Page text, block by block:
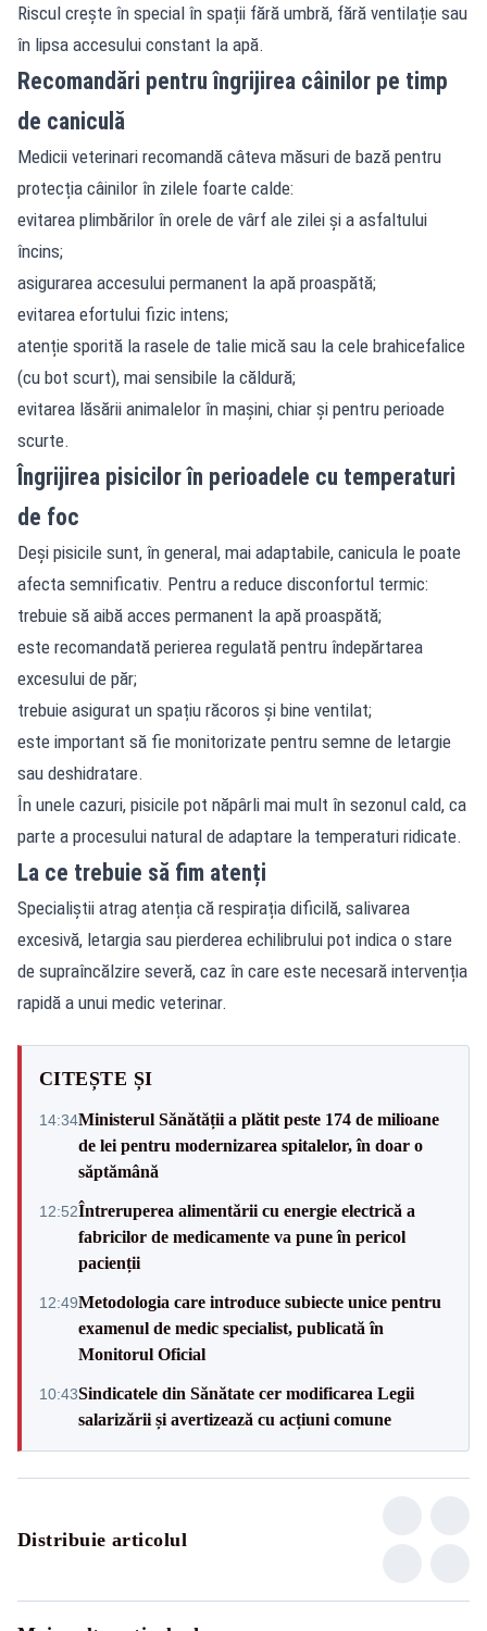
Riscul crește în special în spații fără umbră, fără ventilație sau
în lipsa accesului constant la apă.
Recomandări pentru îngrijirea câinilor pe timp
de caniculă
Medicii veterinari recomandă câteva măsuri de bază pentru
protecția câinilor în zilele foarte calde:
evitarea plimbărilor în orele de vârf ale zilei și a asfaltului
încins;
asigurarea accesului permanent la apă proaspătă;
evitarea efortului fizic intens;
atenție sporită la rasele de talie mică sau la cele brahicefalice
(cu bot scurt), mai sensibile la căldură;
evitarea lăsării animalelor în mașini, chiar și pentru perioade
scurte.
Îngrijirea pisicilor în perioadele cu temperaturi
de foc
Deși pisicile sunt, în general, mai adaptabile, canicula le poate
afecta semnificativ. Pentru a reduce disconfortul termic:
trebuie să aibă acces permanent la apă proaspătă;
este recomandată perierea regulată pentru îndepărtarea
excesului de păr;
trebuie asigurat un spațiu răcoros și bine ventilat;
este important să fie monitorizate pentru semne de letargie
sau deshidratare.
În unele cazuri, pisicile pot năpârli mai mult în sezonul cald, ca
parte a procesului natural de adaptare la temperaturi ridicate.
La ce trebuie să fim atenți
Specialiștii atrag atenția că respirația dificilă, salivarea
excesivă, letargia sau pierderea echilibrului pot indica o stare
de supraîncălzire severă, caz în care este necesară intervenția
rapidă a unui medic veterinar.
CITEȘTE ȘI
14:34Ministerul Sănătății a plătit peste 174 de milioane
de lei pentru modernizarea spitalelor, în doar o
săptămână
12:52Întreruperea alimentării cu energie electrică a
fabricilor de medicamente va pune în pericol
pacienții
12:49Metodologia care introduce subiecte unice pentru
examenul de medic specialist, publicată în
Monitorul Oficial
10:43Sindicatele din Sănătate cer modificarea Legii
salarizării și avertizează cu acțiuni comune
Distribuie articolul